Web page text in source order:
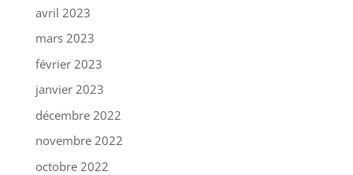
avril 2023
mars 2023
février 2023
janvier 2023
décembre 2022
novembre 2022
octobre 2022